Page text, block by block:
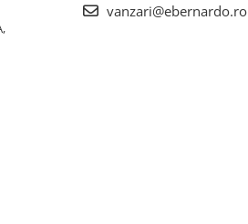
vanzari@ebernardo.ro